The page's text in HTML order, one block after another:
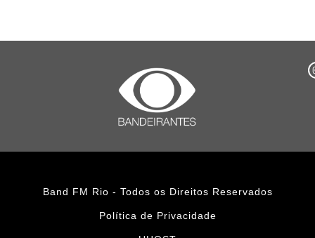
Band FM Rio - Todos os Direitos Reservados
Política de Privacidade